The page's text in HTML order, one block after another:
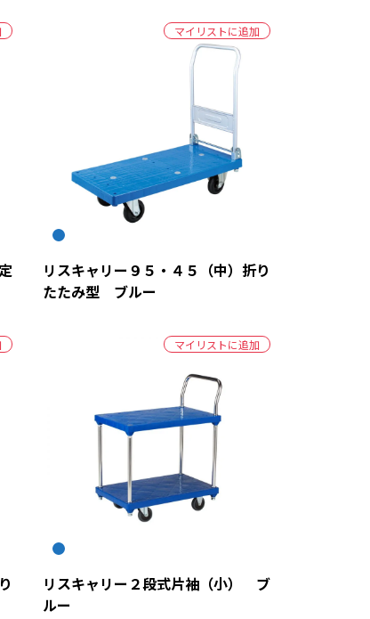
マイリストに追加
リスキャリー９５・４５（中）折り
たたみ型 ブルー
マイリストに追加
リスキャリー２段式片袖（小） ブ
ルー